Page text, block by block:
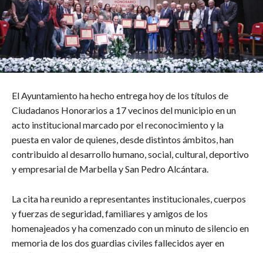
El Ayuntamiento ha hecho entrega hoy de los títulos de
Ciudadanos Honorarios a 17 vecinos del municipio en un
acto institucional marcado por el reconocimiento y la
puesta en valor de quienes, desde distintos ámbitos, han
contribuido al desarrollo humano, social, cultural, deportivo
y empresarial de Marbella y San Pedro Alcántara.
La cita ha reunido a representantes institucionales, cuerpos
y fuerzas de seguridad, familiares y amigos de los
homenajeados y ha comenzado con un minuto de silencio en
memoria de los dos guardias civiles fallecidos ayer en